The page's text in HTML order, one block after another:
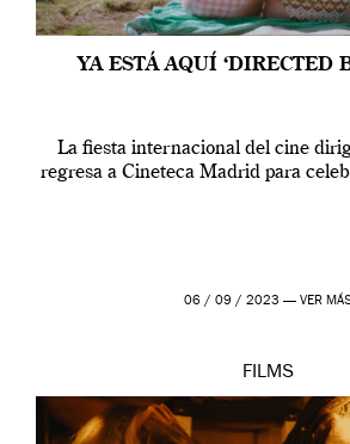
YA ESTÁ AQUÍ ‘DIRECTED
La fiesta internacional del cine
regresa a Cineteca Madrid para
06 / 09 / 2023 — VER
FILMS